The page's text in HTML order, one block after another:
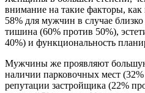
внимание на такие факторы, как
58% для мужчин в случае
тишина (60% против 50%),
40%) и функциональность
Мужчины же проявляют большую
наличии парковочных мест
репутации застройщика (22%